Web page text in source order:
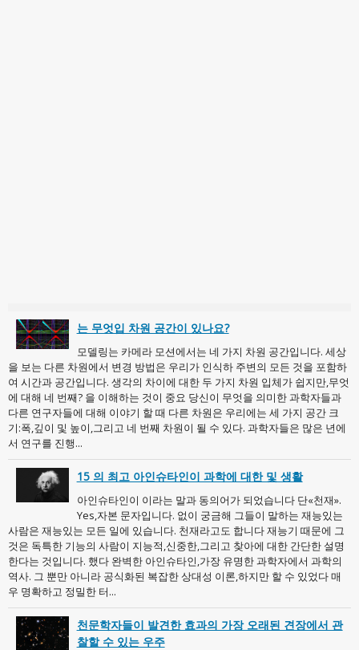
는 무엇입 차원 공간이 있나요?
모델링는 카메라 모션에서는 네 가지 차원 공간입니다. 세상
을 보는 다른 차원에서 변경 방법은 우리가 인식하 주변의 모든 것을 포함하
여 시간과 공간입니다. 생각의 차이에 대한 두 가지 차원 입체가 쉽지만,무엇
에 대해 네 번째? 을 이해하는 것이 중요 당신이 무엇을 의미한 과학자들과
다른 연구자들에 대해 이야기 할 때 다른 차원은 우리에는 세 가지 공간 크
기:폭,깊이 및 높이,그리고 네 번째 차원이 될 수 있다. 과학자들은 많은 년에
서 연구를 진행...
15 의 최고 아인슈타인이 과학에 대한 및 생활
아인슈타인이 이라는 말과 동의어가 되었습니다 단«천재».
Yes,자본 문자입니다. 없이 궁금해 그들이 말하는 재능있는
사람은 재능있는 모든 일에 있습니다. 천재라고도 합니다 재능기 때문에 그
것은 독특한 기능의 사람이 지능적,신중한,그리고 찾아에 대한 간단한 설명
한다는 것입니다. 했다 완벽한 아인슈타인,가장 유명한 과학자에서 과학의
역사. 그 뿐만 아니라 공식화된 복잡한 상대성 이론,하지만 할 수 있었다 매
우 명확하고 정밀한 터...
천문학자들이 발견한 효과의 가장 오래된 견장에서 관
찰할 수 있는 우주